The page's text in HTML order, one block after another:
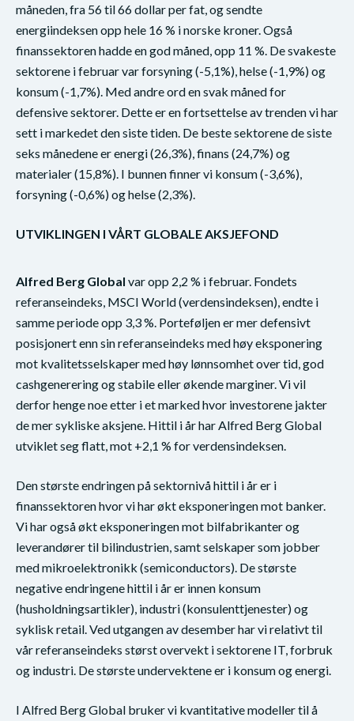
måneden, fra 56 til 66 dollar per fat, og sendte
energiindeksen opp hele 16 % i norske kroner. Også
finanssektoren hadde en god måned, opp 11 %. De svakeste
sektorene i februar var forsyning (-5,1%), helse (-1,9%) og
konsum (-1,7%). Med andre ord en svak måned for
defensive sektorer. Dette er en fortsettelse av trenden vi har
sett i markedet den siste tiden. De beste sektorene de siste
seks månedene er energi (26,3%), finans (24,7%) og
materialer (15,8%). I bunnen finner vi konsum (-3,6%),
forsyning (-0,6%) og helse (2,3%).
UTVIKLINGEN I VÅRT GLOBALE AKSJEFOND
Alfred Berg Global var opp 2,2 % i februar. Fondets
referanseindeks, MSCI World (verdensindeksen), endte i
samme periode opp 3,3 %. Porteføljen er mer defensivt
posisjonert enn sin referanseindeks med høy eksponering
mot kvalitetsselskaper med høy lønnsomhet over tid, god
cashgenerering og stabile eller økende marginer. Vi vil
derfor henge noe etter i et marked hvor investorene jakter
de mer sykliske aksjene. Hittil i år har Alfred Berg Global
utviklet seg flatt, mot +2,1 % for verdensindeksen.
Den største endringen på sektornivå hittil i år er i
finanssektoren hvor vi har økt eksponeringen mot banker.
Vi har også økt eksponeringen mot bilfabrikanter og
leverandører til bilindustrien, samt selskaper som jobber
med mikroelektronikk (semiconductors). De største
negative endringene hittil i år er innen konsum
(husholdningsartikler), industri (konsulenttjenester) og
syklisk retail. Ved utgangen av desember har vi relativt til
vår referanseindeks størst overvekt i sektorene IT, forbruk
og industri. De største undervektene er i konsum og energi.
I Alfred Berg Global bruker vi kvantitative modeller til å